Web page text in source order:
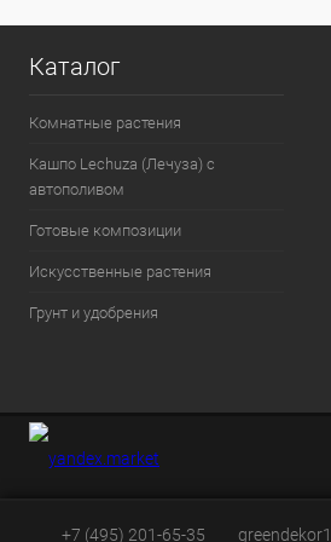
Каталог
Комнатные растения
Кашпо Lechuza (Лечуза) с
автополивом
Готовые композиции
Искусственные растения
Грунт и удобрения
+7 (495) 201-65-35